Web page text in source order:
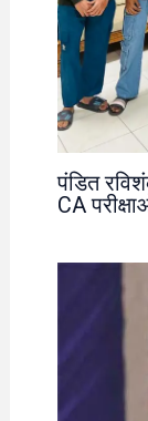
पंडित
CA